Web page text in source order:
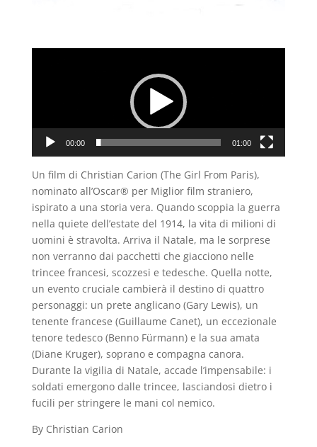
00:00 01:00
Un film di Christian Carion (The Girl From Paris),
nominato all’Oscar® per Miglior film straniero,
ispirato a una storia vera. Quando scoppia la guerra
nella quiete dell’estate del 1914, la vita di milioni di
uomini è stravolta. Arriva il Natale, ma le sorprese
non verranno dai pacchetti che giacciono nelle
trincee francesi, scozzesi e tedesche. Quella notte,
un evento cruciale cambierà il destino di quattro
personaggi: un prete anglicano (Gary Lewis), un
tenente francese (Guillaume Canet), un eccezionale
tenore tedesco (Benno Fürmann) e la sua amata
(Diane Kruger), soprano e compagna canora.
Durante la vigilia di Natale, accade l’impensabile: i
soldati emergono dalle trincee, lasciandosi dietro i
fucili per stringere le mani col nemico.
By Christian Carion